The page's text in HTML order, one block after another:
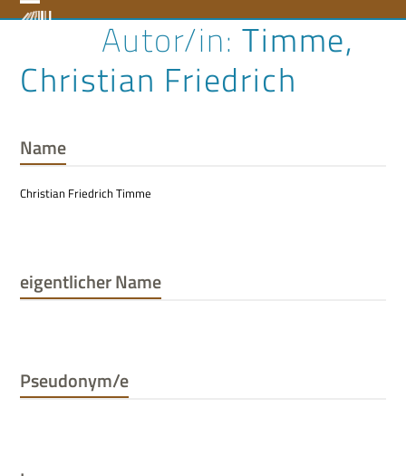
to Open
menu
Close
menu
Timme,
Christian Friedrich
Name
Christian Friedrich Timme
eigentlicher Name
Pseudonym/e